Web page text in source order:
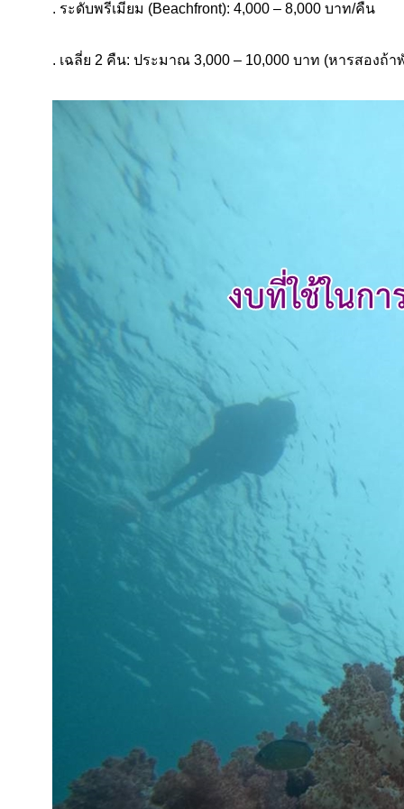
. ระดับพรีเมียม (Beachfront): 4,000 – 8,000 บาท/คืน
. เฉลี่ย 2 คืน: ประมาณ 3,000 – 10,000 บาท (หารสองถ้า